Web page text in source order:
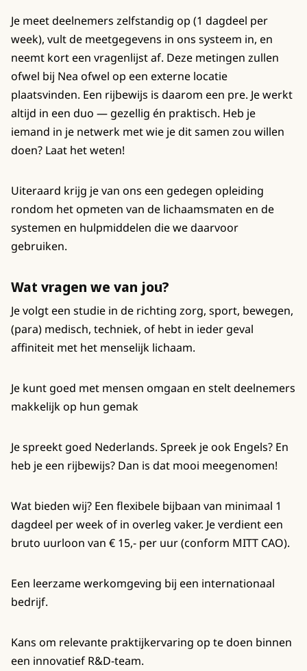
Je meet deelnemers zelfstandig op (1 dagdeel per
week), vult de meetgegevens in ons systeem in, en
neemt kort een vragenlijst af. Deze metingen zullen
ofwel bij Nea ofwel op een externe locatie
plaatsvinden. Een rijbewijs is daarom een pre. Je werkt
altijd in een duo — gezellig én praktisch. Heb je
iemand in je netwerk met wie je dit samen zou willen
doen? Laat het weten!
Uiteraard krijg je van ons een gedegen opleiding
rondom het opmeten van de lichaamsmaten en de
systemen en hulpmiddelen die we daarvoor
gebruiken.
Wat vragen we van jou?
Je volgt een studie in de richting zorg, sport, bewegen,
(para) medisch, techniek, of hebt in ieder geval
affiniteit met het menselijk lichaam.
Je kunt goed met mensen omgaan en stelt deelnemers
makkelijk op hun gemak
Je spreekt goed Nederlands. Spreek je ook Engels? En
heb je een rijbewijs? Dan is dat mooi meegenomen!
Wat bieden wij? Een flexibele bijbaan van minimaal 1
dagdeel per week of in overleg vaker. Je verdient een
bruto uurloon van € 15,- per uur (conform MITT CAO).
Een leerzame werkomgeving bij een internationaal
bedrijf.
Kans om relevante praktijkervaring op te doen binnen
een innovatief R&D-team.